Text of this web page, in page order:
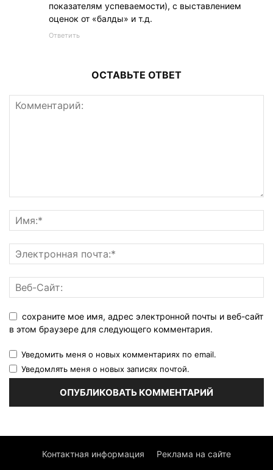
показателям успеваемости), с выставлением
оценок от «балды» и т.д.
Ответить
ОСТАВЬТЕ ОТВЕТ
сохраните мое имя, адрес электронной почты и веб-сайт
в этом браузере для следующего комментария.
Уведомить меня о новых комментариях по email.
Уведомлять меня о новых записях почтой.
Контактная информация Реклама на сайте